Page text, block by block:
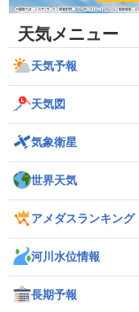
天気メニュー
天気予報
天気図
気象衛星
世界天気
アメダスランキング
河川水位情報
長期予報